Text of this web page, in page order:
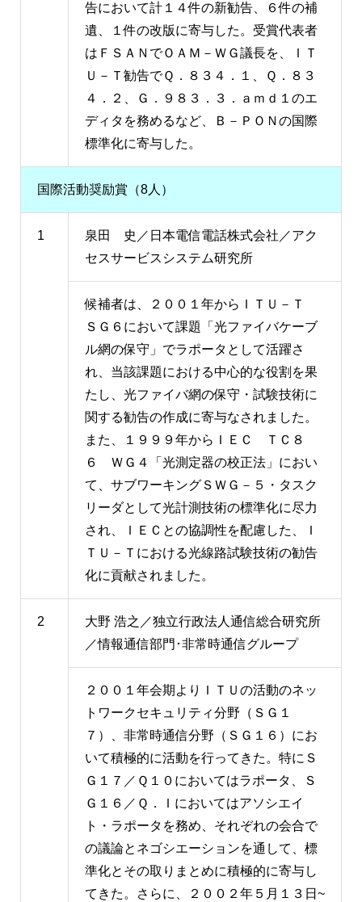
告において計１４件の新勧告、６件の補
遺、１件の改版に寄与した。受賞代表者
はＦＳＡＮでＯＡＭ－ＷＧ議長を、ＩＴ
Ｕ－Ｔ勧告でＱ．８３４．１、Ｑ．８３
４．２、Ｇ．９８３．３．ａｍｄ１のエ
ディタを務めるなど、Ｂ－ＰＯＮの国際
標準化に寄与した。
国際活動奨励賞（8人）
1
泉田 史／日本電信電話株式会社／アク
セスサービスシステム研究所
候補者は、２００１年からＩＴＵ－Ｔ
ＳＧ６において課題「光ファイバケーブ
ル網の保守」でラポータとして活躍さ
れ、当該課題における中心的な役割を果
たし、光ファイバ網の保守・試験技術に
関する勧告の作成に寄与なされました。
また、１９９９年からＩＥＣ ＴＣ８
６ ＷＧ４「光測定器の校正法」におい
て、サブワーキングＳＷＧ－５・タスク
リーダとして光計測技術の標準化に尽力
され、ＩＥＣとの協調性を配慮した、Ｉ
ＴＵ－Ｔにおける光線路試験技術の勧告
化に貢献されました。
2
大野 浩之／独立行政法人通信総合研究所
／情報通信部門･非常時通信グループ
２００１年会期よりＩＴＵの活動のネッ
トワークセキュリティ分野（ＳＧ１
７）、非常時通信分野（ＳＧ１６）にお
いて積極的に活動を行ってきた。特にＳ
Ｇ１７／Ｑ１０においてはラポータ、Ｓ
Ｇ１６／Ｑ．Ｉにおいてはアソシエイ
ト・ラポータを務め、それぞれの会合で
の議論とネゴシエーションを通して、標
準化とその取りまとめに積極的に寄与し
てきた。さらに、２００２年５月１３日~